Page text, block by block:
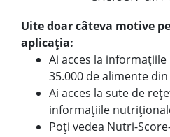
Uite doar câteva motive
aplicația:
Ai acces la
35.000 de alimente
Ai acces la sute de
informațiile
Poți vedea Nutri-